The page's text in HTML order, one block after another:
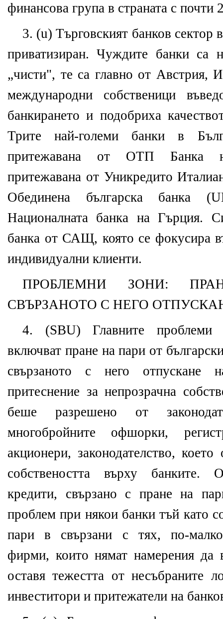
финансова група в страната с почти
3. (u) Търговският банков сектор
приватизиран. Чуждите банки са
„чисти", те са главно от Австрия,
международни собственици
банкирането и подобриха
Трите най-големи банки в
притежавана от ОТП Банка
притежавана от Уникредито
Обединена българска банка
Националната банка на Гърция.
банка от САЩ, която се фокусира
индивидуални клиенти.
ПРОБЛЕМНИ ЗОНИ:
СВЪРЗАНОТО С НЕГО
4. (SBU) Главните проблеми
включват пране на пари от
свързаното с него отпускане
притеснение за непрозрачна
беше разрешено от
многобройните офшорки,
акционери, законодателство,
собствеността върху банките.
кредити, свързано с пране на
проблем при някои банки тъй като
пари в свързани с тях, по-малко
фирми, които нямат намерения да
оставя тежестта от несъбраните
инвеститори и притежатели на